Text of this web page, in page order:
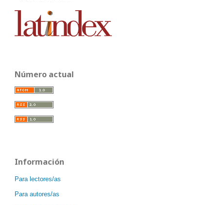
Número actual
Información
Para lectores/as
Para autores/as